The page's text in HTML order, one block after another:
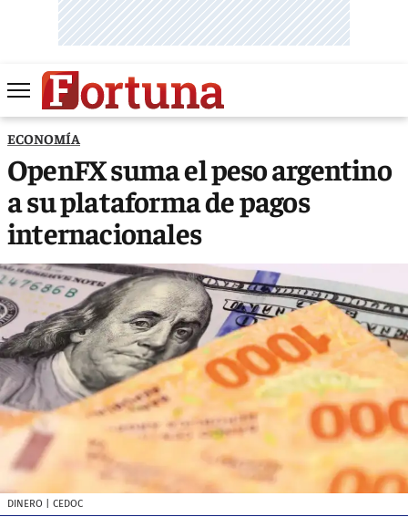
ECONOMÍA
OpenFX suma el peso argentino
a su plataforma de pagos
internacionales
DINERO | CEDOC